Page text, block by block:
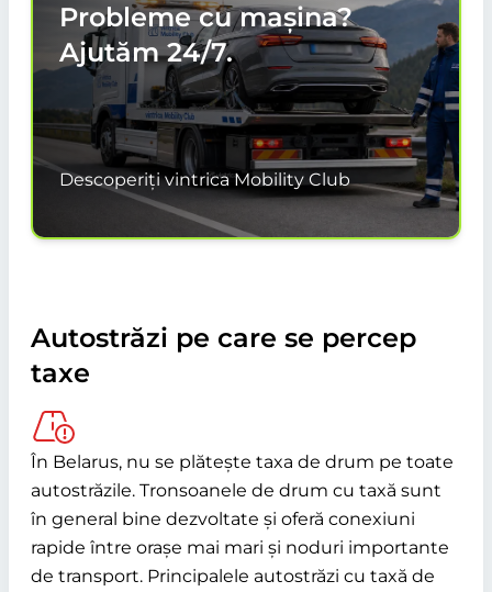
Probleme cu mașina?
Ajutăm24/7.
Descoperiți vintrica Mobility Club
Autostrăzi pe care se percep
taxe
În Belarus, nu se plătește taxa de drum pe toate
autostrăzile. Tronsoanele de drum cu taxă sunt
în general bine dezvoltate și oferă conexiuni
rapide între orașe mai mari și noduri importante
de transport. Principalele autostrăzi cu taxă de